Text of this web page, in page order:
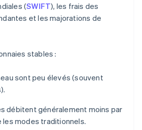
(SWIFT), les frais des
et les majorations de
stables :
sont peu élevés (souvent
débitent généralement moins par
les modes traditionnels.